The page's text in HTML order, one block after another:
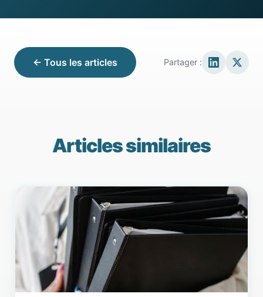
← Tous les articles Partager :
Articles similaires